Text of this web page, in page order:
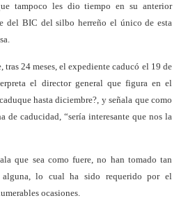
tampoco les dio tiempo en su anterior
del BIC del silbo herreño el único de esta
tras 24 meses, el expediente caducó el 19 de
el director general que figura en el
hasta diciembre?, y señala que como
de caducidad, “sería interesante que nos la
que sea como fuere, no han tomado tan
alguna, lo cual ha sido requerido por el
ocasiones.